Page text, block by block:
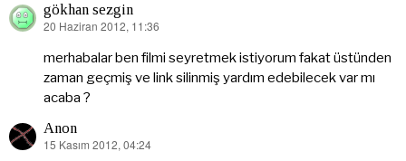
gökhan sezgin
dedi
20 Haziran 2012, 11:36
merhabalar ben filmi seyretmek istiyorum fakat üstünden
zaman geçmiş ve link silinmiş yardım edebilecek var mı
acaba ?
Anon
dedi
15 Kasım 2012, 04:24